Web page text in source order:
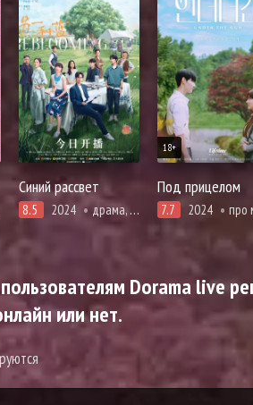
Синий рассвет
8.5 2024 драма, романтика
18+
Под прицелом
7.7 2024 про молодость и
Dorama live
или нет.